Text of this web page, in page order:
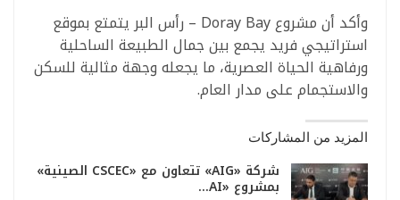
وأكد أن مشروع Doray Bay – رأس البر يتمتع بموقع
استراتيجي فريد يجمع بين جمال الطبيعة الساحلية
ورفاهية الحياة العصرية، ما يجعله وجهة مثالية للسكن
والاستجمام على مدار العام.
المزيد من المشاركات
شركة «AIG» تتعاون مع «CSCEC الصينية»
بمشروع «AI…